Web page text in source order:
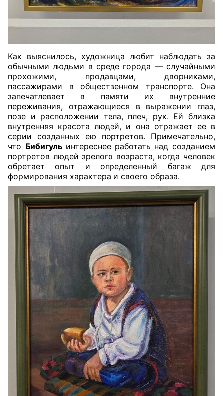
Как выяснилось, художница любит наблюдать за
обычными людьми в среде города — случайными
прохожими, продавцами, дворниками,
пассажирами в общественном транспорте. Она
запечатлевает в памяти их внутренние
переживания, отражающиеся в выражении глаз,
позе и расположении тела, плеч, рук. Ей близка
внутренняя красота людей, и она отражает ее в
серии созданных ею портретов. Примечательно,
что Бибигульинтереснее работать над созданием
портретов людей зрелого возраста, когда человек
обретает опыт и определенный багаж для
формирования характера и своего образа.